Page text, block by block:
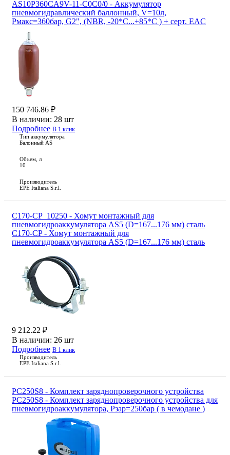
AS10P360CA9V-11-C0C0/0 - Аккумулятор
пневмогидравлический баллонный, V=10л,
Рмакс=360бар, G2", (NBR, -20*С...+85*С ) + серт. EAC
150 746.86 ₽
В наличии: 28 шт
Подробнее В 1 клик
Тип аккумулятора
Балонный AS
Объем, л
10
Производитель
EPE Italiana S.r.l.
C170-CP_10250 - Хомут монтажный для
пневмогидроаккумулятора AS5 (D=167...176 мм) сталь
C170-CP - Хомут монтажный для
пневмогидроаккумулятора AS5 (D=167...176 мм) сталь
9 212.22 ₽
В наличии: 26 шт
Подробнее В 1 клик
Производитель
EPE Italiana S.r.l.
PC250S8 - Комплект заряднопроверочного устройства
PC250S8 - Комплект заряднопроверочного устройства для
пневмогидроаккумулятора, Pзар=250бар ( в чемодане )